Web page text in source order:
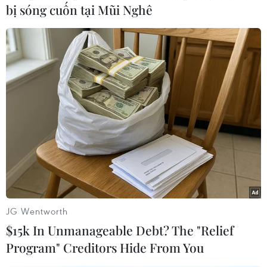
hưởng đến Nhà máy luyện nhôm và các hạng
mục đơn vị này đã đầu tư, xây dựng tại Khu
công nghiệp Nhân Cơ. Tuy nhiên, khi hoàn
thành việc lắp đặt nhà máy, dây chuyền luyện
nhôm, các sự cố tương tự (nếu có) sẽ ảnh hưởng
Cũng theo ông Nguyễn Vũ Hưng, mong muốn
của đơn vị này là ngành chức năng sớm xác
định rõ nguyên nhân sụt lún, sạt trượt, đồng
thời có giải pháp căn cơ, bền vững để khắc phục
tình trạng này.
Như TTXVN đã thông tin, dự án cơ sở hạ tầng kỹ
thuật bên trong và bên ngoài hàng rào Khu công
nghiệp Nhân Cơ được khởi công xây dựng vào
bị sóng cuốn tại Mũi Nghê
JG Wentworth
$15k In Unmanageable Debt? The "Relief
Program" Creditors Hide From You